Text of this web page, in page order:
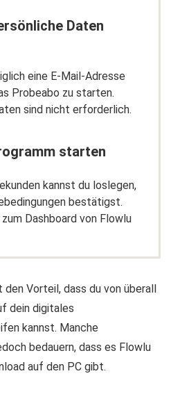
Daten
eine E-Mail-Adresse
Probeabo zu starten.
sind nicht erforderlich.
starten
kannst du loslegen,
bestätigst.
Dashboard von Flowlu
Vorteil, dass du von überall
dein digitales
kannst. Manche
bedauern, dass es Flowlu
auf den PC gibt.